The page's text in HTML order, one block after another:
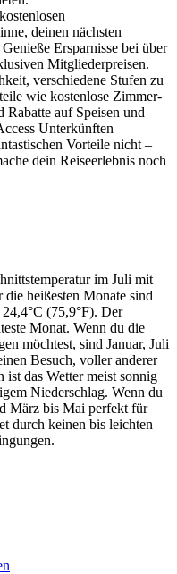
deinen nächsten
Ersparnisse bei über
Mitgliederpreisen.
verschiedene Stufen zu
wie kostenlose Zimmer-
auf Speisen und
Unterkünften
Vorteile nicht –
dein Reiseerlebnis noch
im Juli mit
heißesten Monate sind
(75,9°F). Der
Monat. Wenn du die
möchtest, sind Januar, Juli
Besuch, voller anderer
ist das Wetter meist sonnig
Niederschlag. Wenn du
März bis Mai perfekt für
durch keinen bis leichten